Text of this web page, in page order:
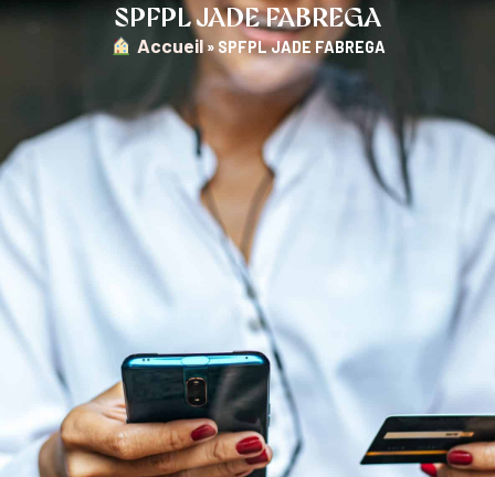
SPFPL JADE FABREGA
︎ Accueil» SPFPL JADE FABREGA